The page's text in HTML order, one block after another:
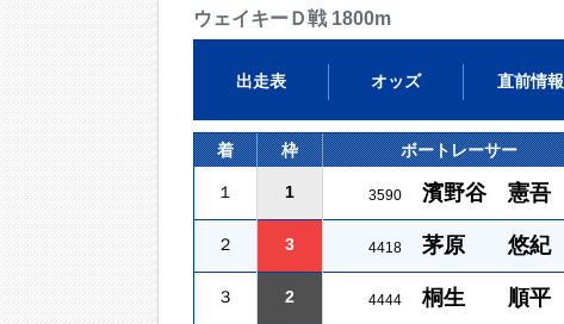
ウェイキーＤ戦 1800m
出走表 オッズ 直前情報
着 枠 ボートレーサー
１ 1 3590 濱野谷 憲吾
２ 3 4418 茅原 悠紀
３ 2 4444 桐生 順平